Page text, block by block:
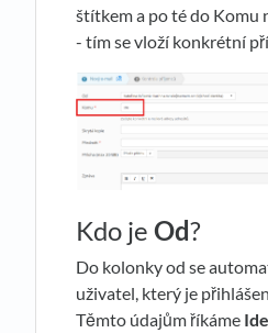
štítkem a po té do Komu
- tím se vloží konkrétní
Kdo je Od?
Do kolonky od se
uživatel, který je
Těmto údajům říkáme